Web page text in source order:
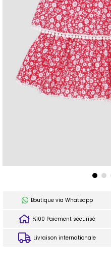
Boutique via Whatsapp
%100 Paiement sécurisé
Livraison internationale